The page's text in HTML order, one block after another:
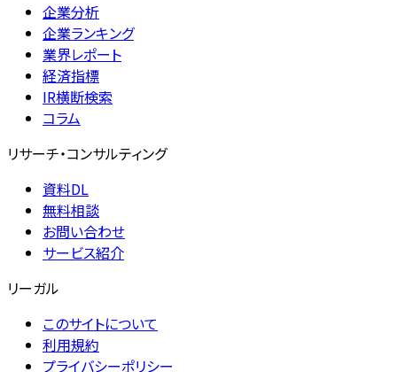
企業分析
企業ランキング
業界レポート
経済指標
IR横断検索
コラム
リサーチ・コンサルティング
資料DL
無料相談
お問い合わせ
サービス紹介
リーガル
このサイトについて
利用規約
プライバシーポリシー